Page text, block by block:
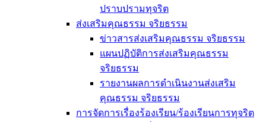
ปราบปรามทุจริต
ส่งเสริมคุณธรรม จริยธรรม
ข่าวสารส่งเสริมคุณธรรม จริยธรรม
แผนปฏิบัติการส่งเสริมคุณธรรม
จริยธรรม
รายงานผลการดำเนินงานส่งเสริม
คุณธรรม จริยธรรม
การจัดการเรื่องร้องเรียน/ร้องเรียนการทุจริต